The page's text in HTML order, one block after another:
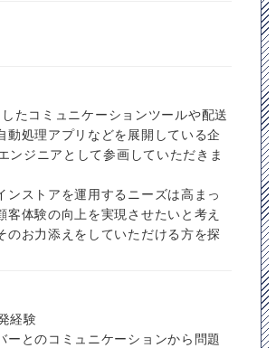
たコミュニケーションツールや配送
動処理アプリなどを展開している企
ンジニアとして参画していただきま
ンストアを運用するニーズは高まっ
客体験の向上を実現させたいと考え
のお力添えをしていただける方を探
経験
ーとのコミュニケーションから問題